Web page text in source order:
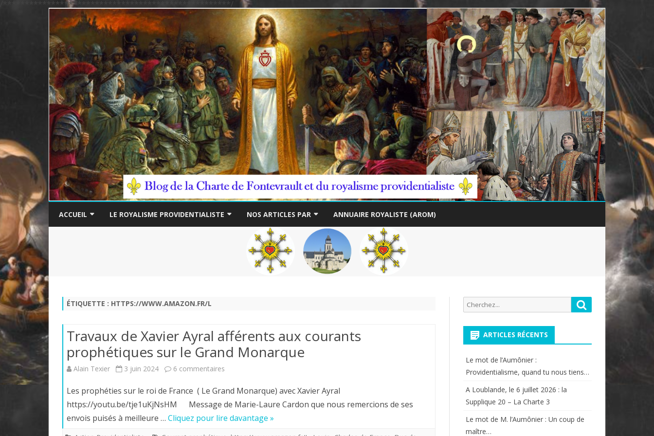
/****************************************************/
to
ACCUEIL LE ROYALISME PROVIDENTIALISTE NOS ARTICLES PAR
THÉME
AUTEUR
ANNUAIRE ROYALISTE (AROM)
ÉTIQUETTE : HTTPS://WWW.AMAZON.FR/L
Travaux de Xavier Ayral afférents aux courants
prophétiques sur le Grand Monarque
Alain Texier 3 juin 2024 6 commentaires
de
Xavier
Les prophéties sur le roi de France ( Le Grand Monarque) avec Xavier Ayral
https://youtu.be/tje1uKjNsHM Message de Marie-Laure Cardon que nous remercions de ses
envois puisés à meilleure … Cliquez pour lire davantage »
Recherche
pour:
Rechercher
ARTICLES RÉCENTS
Le mot de l’Aumônier :
Providentialisme, quand tu nous tiens…
A Loublande, le 6 juillet 2026 : la
Supplique 20 – La Charte 3
Le mot de M. l’Aumônier : Un coup de
maître…